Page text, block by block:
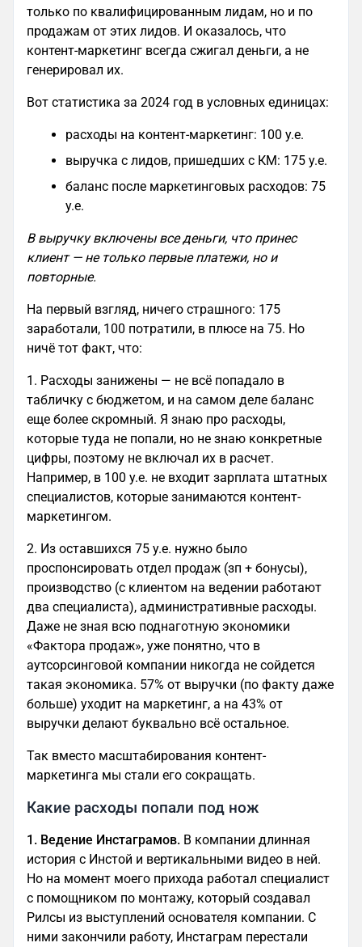
только по квалифицированным лидам, но и по
продажам от этих лидов. И оказалось, что
контент-маркетинг всегда сжигал деньги, а не
генерировал их.
Вот статистика за 2024 год в условных единицах:
расходы на контент-маркетинг: 100 у.е.
выручка с лидов, пришедших с КМ: 175 у.е.
баланс после маркетинговых расходов: 75
у.е.
В выручку включены все деньги, что принес
клиент — не только первые платежи, но и
повторные.
На первый взгляд, ничего страшного: 175
заработали, 100 потратили, в плюсе на 75. Но
ничё тот факт, что:
1. Расходы занижены — не всё попадало в
табличку с бюджетом, и на самом деле баланс
еще более скромный. Я знаю про расходы,
которые туда не попали, но не знаю конкретные
цифры, поэтому не включал их в расчет.
Например, в 100 у.е. не входит зарплата штатных
специалистов, которые занимаются контент-
маркетингом.
2. Из оставшихся 75 у.е. нужно было
проспонсировать отдел продаж (зп + бонусы),
производство (с клиентом на ведении работают
два специалиста), административные расходы.
Даже не зная всю поднаготную экономики
«Фактора продаж», уже понятно, что в
аутсорсинговой компании никогда не сойдется
такая экономика. 57% от выручки (по факту даже
больше) уходит на маркетинг, а на 43% от
выручки делают буквально всё остальное.
Так вместо масштабирования контент-
маркетинга мы стали его сокращать.
Какие расходы попали под нож
1. Ведение Инстаграмов. В компании длинная
история с Инстой и вертикальными видео в ней.
Но на момент моего прихода работал специалист
с помощником по монтажу, который создавал
Рилсы из выступлений основателя компании. С
ними закончили работу, Инстаграм перестали